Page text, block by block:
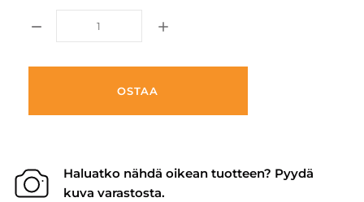
OSTAA
Haluatko nähdä oikean tuotteen? Pyydä
kuva varastosta.